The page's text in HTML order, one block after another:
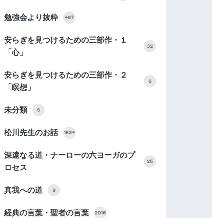
勉強会より抜粋 487
安らぎを見つけるための三部作・１
「心」
32
安らぎを見つけるための三部作・２
「瞑想」
6
未分類 5
松川先生のお話 1534
深遠なる道・ナーローの六ヨーガのプ
ロセス
25
真我への道 9
経典の言葉・聖者の言葉 2016